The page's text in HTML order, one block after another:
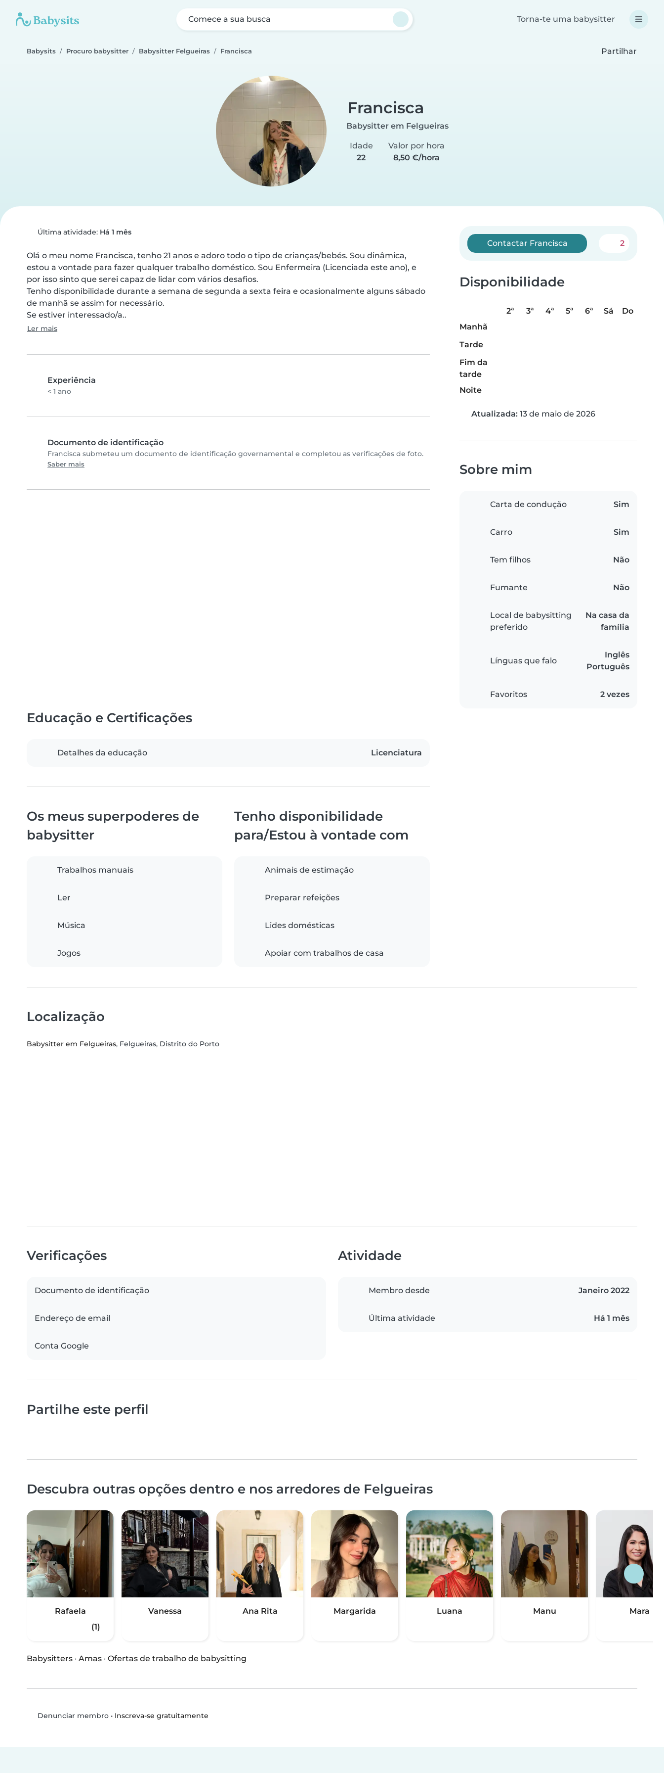
Comece a sua busca Torna-te uma babysitter
Babysits Procuro babysitter Babysitter Felgueiras Francisca Partilhar
Francisca
Babysitter em Felgueiras
Idade
22
Valor por hora
8,50 €/hora
Última atividade: Há 1 mês
Olá o meu nome Francisca, tenho 21 anos e adoro todo o tipo de crianças/bebés. Sou dinâmica,
estou a vontade para fazer qualquer trabalho doméstico. Sou Enfermeira (Licenciada este ano), e
por isso sinto que serei capaz de lidar com vários desafios.
Tenho disponibilidade durante a semana de segunda a sexta feira e ocasionalmente alguns sábado
de manhã se assim for necessário.
Se estiver interessado/a..
Ler mais
Experiência
< 1 ano
Documento de identificação
Francisca submeteu um documento de identificação governamental e completou as verificações de foto.
Saber mais
Contactar Francisca 2
Disponibilidade
2ª 3ª 4ª 5ª 6ª Sá
Do
Manhã
Tarde
Fim da
tarde
Noite
Atualizada: 13 de maio de 2026
Sobre mim
Carta de condução Sim
Carro Sim
Tem filhos Não
Fumante Não
Local de babysitting
preferido
Na casa da
família
Línguas que falo
Inglês
Português
Favoritos 2 vezes
Educação e Certificações
Detalhes da educação Licenciatura
Os meus superpoderes de
babysitter
Trabalhos manuais
Ler
Música
Jogos
Tenho disponibilidade
para/Estou à vontade com
Animais de estimação
Preparar refeições
Lides domésticas
Apoiar com trabalhos de casa
Localização
Babysitter em Felgueiras, Felgueiras, Distrito do Porto
Verificações
Documento de identificação
Endereço de email
Conta Google
Atividade
Membro desde Janeiro 2022
Última atividade Há 1 mês
Partilhe este perfil
Descubra outras opções dentro e nos arredores de Felgueiras
Rafaela
(1)
Vanessa Ana Rita Margarida Luana Manu Mara
Babysitters · Amas · Ofertas de trabalho de babysitting
Denunciar membro• Inscreva-se gratuitamente